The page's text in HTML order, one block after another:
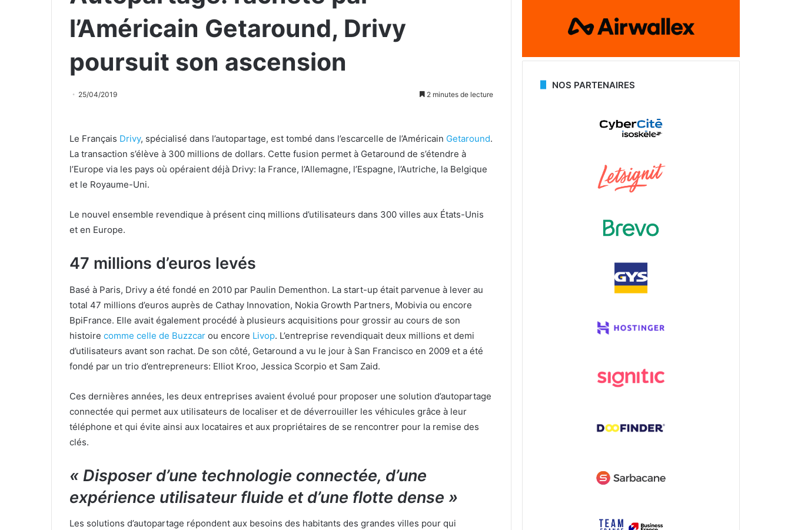
l’Américain Getaround, Drivy
poursuit son ascension
25/04/2019 2 minutes de lecture
Le Français Drivy, spécialisé dans l’autopartage, est tombé dans l’escarcelle de l’Américain Getaround.
La transaction s’élève à 300 millions de dollars. Cette fusion permet à Getaround de s’étendre à
l’Europe via les pays où opéraient déjà Drivy: la France, l’Allemagne, l’Espagne, l’Autriche, la Belgique
et le Royaume-Uni.
Le nouvel ensemble revendique à présent cinq millions d’utilisateurs dans 300 villes aux États-Unis
et en Europe.
47 millions d’euros levés
Basé à Paris, Drivy a été fondé en 2010 par Paulin Dementhon. La start-up était parvenue à lever au
total 47 millions d’euros auprès de Cathay Innovation, Nokia Growth Partners, Mobivia ou encore
BpiFrance. Elle avait également procédé à plusieurs acquisitions pour grossir au cours de son
histoire comme celle de Buzzcar ou encore Livop. L’entreprise revendiquait deux millions et demi
d’utilisateurs avant son rachat. De son côté, Getaround a vu le jour à San Francisco en 2009 et a été
fondé par un trio d’entrepreneurs: Elliot Kroo, Jessica Scorpio et Sam Zaid.
Ces dernières années, les deux entreprises avaient évolué pour proposer une solution d’autopartage
connectée qui permet aux utilisateurs de localiser et de déverrouiller les véhicules grâce à leur
téléphone et qui évite ainsi aux locataires et aux propriétaires de se rencontrer pour la remise des
clés.
« Disposer d’une technologie connectée, d’une
expérience utilisateur fluide et d’une flotte dense »
Les solutions d’autopartage répondent aux besoins des habitants des grandes villes pour qui
NOS PARTENAIRES